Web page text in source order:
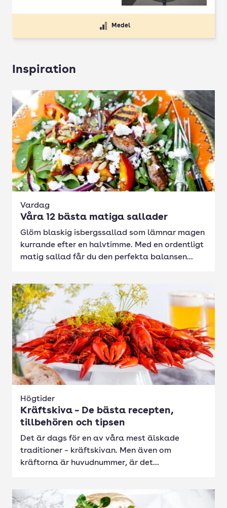
Medel
Inspiration
Vardag
Våra 12 bästa matiga sallader
Glöm blaskig isbergssallad som lämnar magen
kurrande efter en halvtimme. Med en ordentligt
matig sallad får du den perfekta balansen...
Högtider
Kräftskiva – De bästa recepten,
tillbehören och tipsen
Det är dags för en av våra mest älskade
traditioner – kräftskivan. Men även om
kräftorna är huvudnummer, är det...